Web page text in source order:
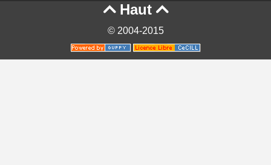
Haut 
© 2004-2015